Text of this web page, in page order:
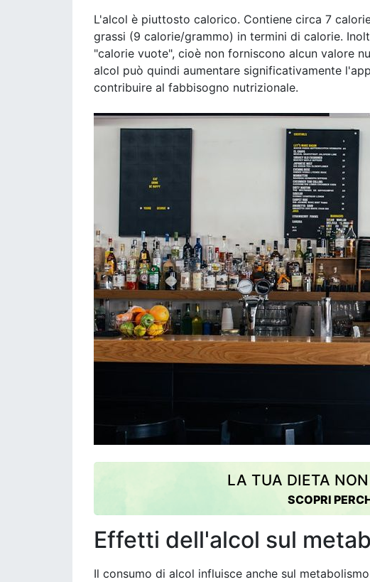
L'alcol è piuttosto calorico. Contiene circa 7
grassi (9 calorie/grammo) in termini di calorie.
"calorie vuote", cioè non forniscono alcun valore
alcol può quindi aumentare significativamente
contribuire al fabbisogno nutrizionale.
LA TUA DIETA
SCOPRI
Effetti dell'alcol sul
Il consumo di alcol influisce anche sul